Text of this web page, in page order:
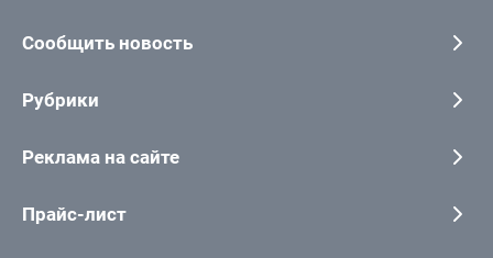
Сообщить новость
Рубрики
Реклама на сайте
Прайс-лист